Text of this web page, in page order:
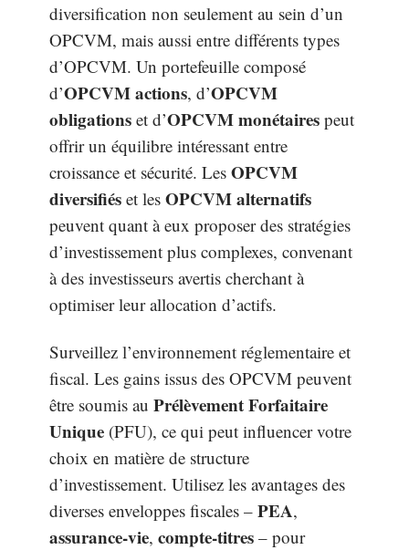
diversification non seulement au sein d’un
OPCVM, mais aussi entre différents types
d’OPCVM. Un portefeuille composé
d’OPCVM actions, d’OPCVM
obligations et d’OPCVM monétaires peut
offrir un équilibre intéressant entre
croissance et sécurité. Les OPCVM
diversifiés et les OPCVM alternatifs
peuvent quant à eux proposer des stratégies
d’investissement plus complexes, convenant
à des investisseurs avertis cherchant à
optimiser leur allocation d’actifs.
Surveillez l’environnement réglementaire et
fiscal. Les gains issus des OPCVM peuvent
être soumis au Prélèvement Forfaitaire
Unique (PFU), ce qui peut influencer votre
choix en matière de structure
d’investissement. Utilisez les avantages des
diverses enveloppes fiscales – PEA,
assurance-vie, compte-titres – pour